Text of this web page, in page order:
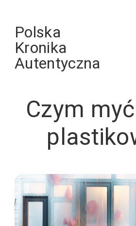
contentPolska
Kronika
Autentyczna
Czym